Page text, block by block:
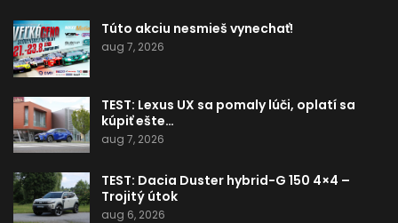
Túto akciu nesmieš vynechať!
aug 7, 2026
TEST: Lexus UX sa pomaly lúči, oplatí sa
kúpiť ešte…
aug 7, 2026
TEST: Dacia Duster hybrid-G 150 4×4 –
Trojitý útok
aug 6, 2026